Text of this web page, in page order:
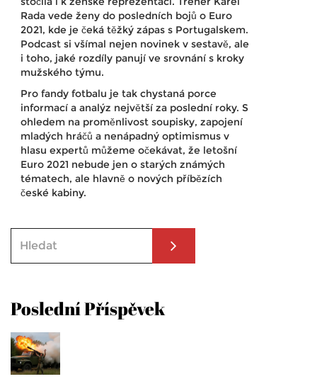
Rada vede ženy do posledních bojů o Euro
2021, kde je čeká těžký zápas s Portugalskem.
Podcast si všímal nejen novinek v sestavě, ale
i toho, jaké rozdíly panují ve srovnání s kroky
mužského týmu.
Pro fandy fotbalu je tak chystaná porce
informací a analýz největší za poslední roky. S
ohledem na proměnlivost soupisky, zapojení
mladých hráčů a nenápadný optimismus v
hlasu expertů můžeme očekávat, že letošní
Euro 2021 nebude jen o starých známých
tématech, ale hlavně o nových příbězích
české kabiny.
Poslední Příspěvek